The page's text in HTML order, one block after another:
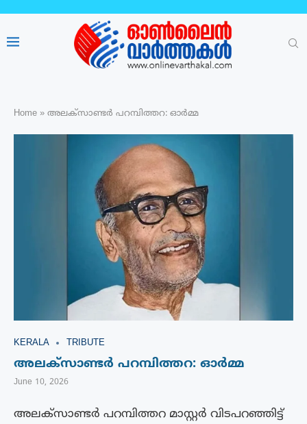
Home » അലക്സാണ്ടർ പറമ്പിത്തറ: ഓർമ്മ
KERALA TRIBUTE
അലക്സാണ്ടർ പറമ്പിത്തറ: ഓർമ്മ
June 10, 2026
അലക്സാണ്ടര്‍ പറമ്പിത്തറ മാസ്റ്റര്‍ വിടപറഞ്ഞിട്ട്‌